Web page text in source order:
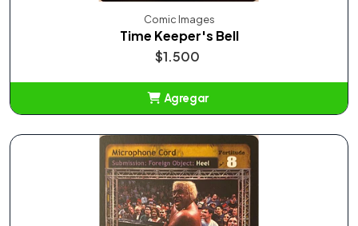
Comic Images
Time Keeper's Bell
$1.500
Agregar